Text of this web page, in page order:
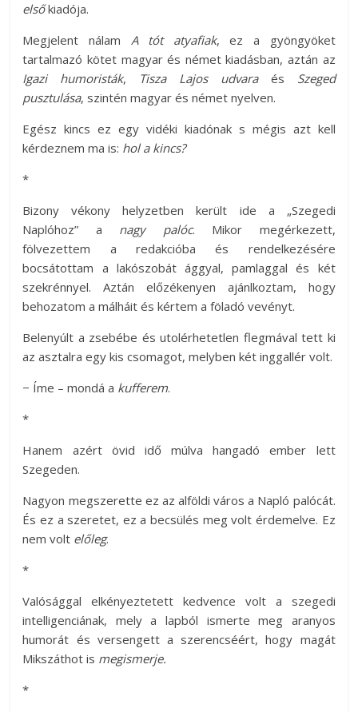
elsőkiadója.
Megjelent nálam A tót atyafiak, ez a gyöngyöket
tartalmazó kötet magyar és német kiadásban, aztán az
Igazi humoristák, Tisza Lajos udvaraés Szeged
pusztulása, szintén magyar és német nyelven.
Egész kincs ez egy vidéki kiadónak s mégis azt kell
kérdeznem ma is: hol a kincs?
*
Bizony vékony helyzetben került ide a „Szegedi
Naplóhoz” a nagy palóc. Mikor megérkezett,
fölvezettem a redakcióba és rendelkezésére
bocsátottam a lakószobát ággyal, pamlaggal és két
szekrénnyel. Aztán előzékenyen ajánlkoztam, hogy
behozatom a málháit és kértem a föladó vevényt.
Belenyúlt a zsebébe és utolérhetetlen flegmával tett ki
az asztalra egy kis csomagot, melyben két inggallér volt.
− Íme – mondá a kufferem.
*
Hanem azért övid idő múlva hangadó ember lett
Szegeden.
Nagyon megszerette ez az alföldi város a Napló palócát.
És ez a szeretet, ez a becsülés meg volt érdemelve. Ez
nem volt előleg.
*
Valósággal elkényeztetett kedvence volt a szegedi
intelligenciának, mely a lapból ismerte meg aranyos
humorát és versengett a szerencséért, hogy magát
Mikszáthot is megismerje.
*